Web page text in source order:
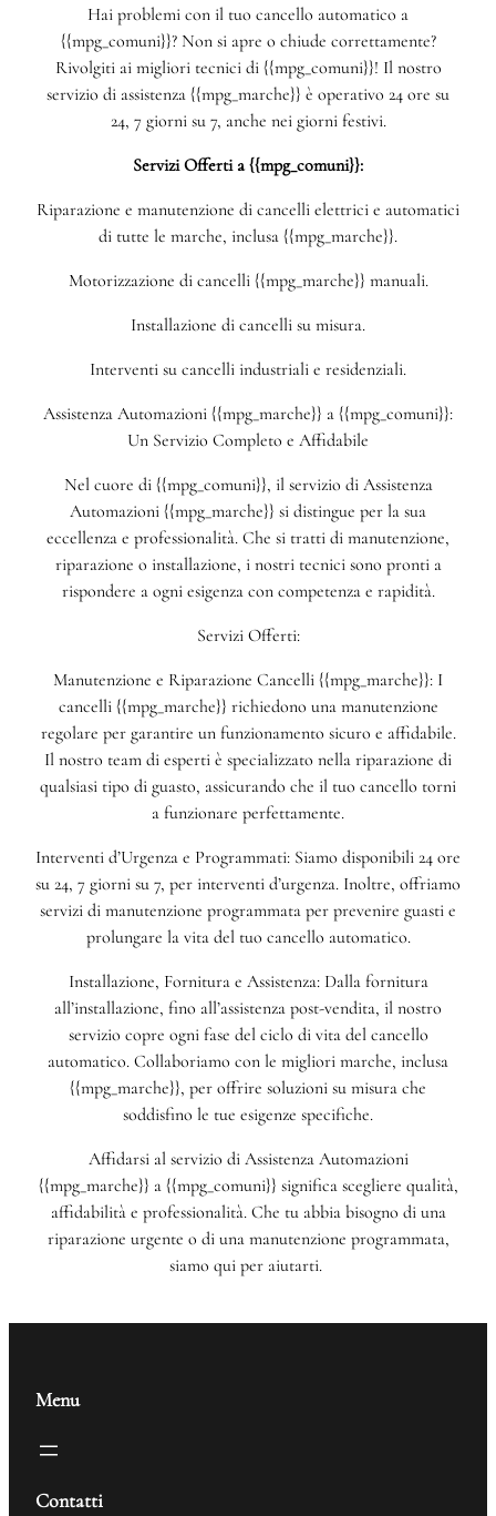
Hai problemi con il tuo cancello automatico a
{{mpg_comuni}}? Non si apre o chiude correttamente?
Rivolgiti ai migliori tecnici di {{mpg_comuni}}! Il nostro
servizio di assistenza {{mpg_marche}} è operativo 24 ore su
24, 7 giorni su 7, anche nei giorni festivi.
Servizi Offerti a {{mpg_comuni}}:
Riparazione e manutenzione di cancelli elettrici e automatici
di tutte le marche, inclusa {{mpg_marche}}.
Motorizzazione di cancelli {{mpg_marche}} manuali.
Installazione di cancelli su misura.
Interventi su cancelli industriali e residenziali.
Assistenza Automazioni {{mpg_marche}} a {{mpg_comuni}}:
Un Servizio Completo e Affidabile
Nel cuore di {{mpg_comuni}}, il servizio di Assistenza
Automazioni {{mpg_marche}} si distingue per la sua
eccellenza e professionalità. Che si tratti di manutenzione,
riparazione o installazione, i nostri tecnici sono pronti a
rispondere a ogni esigenza con competenza e rapidità.
Servizi Offerti:
Manutenzione e Riparazione Cancelli {{mpg_marche}}: I
cancelli {{mpg_marche}} richiedono una manutenzione
regolare per garantire un funzionamento sicuro e affidabile.
Il nostro team di esperti è specializzato nella riparazione di
qualsiasi tipo di guasto, assicurando che il tuo cancello torni
a funzionare perfettamente.
Interventi d’Urgenza e Programmati: Siamo disponibili 24 ore
su 24, 7 giorni su 7, per interventi d’urgenza. Inoltre, offriamo
servizi di manutenzione programmata per prevenire guasti e
prolungare la vita del tuo cancello automatico.
Installazione, Fornitura e Assistenza: Dalla fornitura
all’installazione, fino all’assistenza post-vendita, il nostro
servizio copre ogni fase del ciclo di vita del cancello
automatico. Collaboriamo con le migliori marche, inclusa
{{mpg_marche}}, per offrire soluzioni su misura che
soddisfino le tue esigenze specifiche.
Affidarsi al servizio di Assistenza Automazioni
{{mpg_marche}} a {{mpg_comuni}} significa scegliere qualità,
affidabilità e professionalità. Che tu abbia bisogno di una
riparazione urgente o di una manutenzione programmata,
siamo qui per aiutarti.
Menu
Contatti